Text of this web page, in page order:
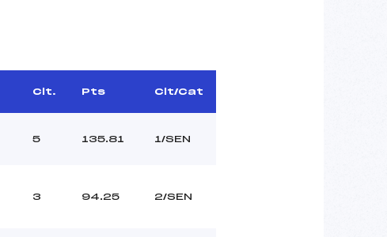
Clt. Pts Clt/Cat
5 135.81 1/SEN
3 94.25 2/SEN